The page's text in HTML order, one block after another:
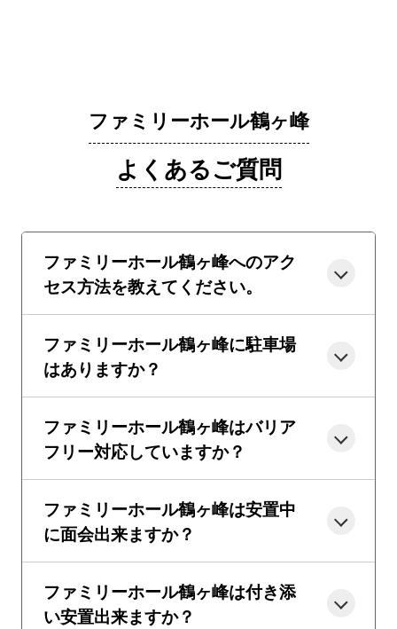
ファミリーホール鶴ヶ峰
よくあるご質問
ファミリーホール鶴ヶ峰へのアク
セス方法を教えてください。
ファミリーホール鶴ヶ峰に駐車場
はありますか？
ファミリーホール鶴ヶ峰はバリア
フリー対応していますか？
ファミリーホール鶴ヶ峰は安置中
に面会出来ますか？
ファミリーホール鶴ヶ峰は付き添
い安置出来ますか？